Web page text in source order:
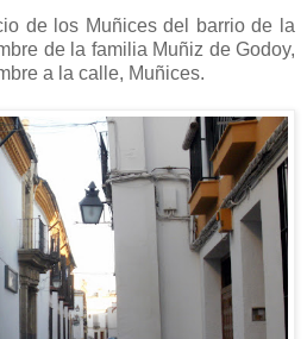
de los Muñices del barrio de la
de la familia Muñiz de Godoy,
a la calle, Muñices.